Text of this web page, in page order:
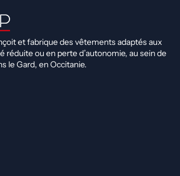
et fabrique des vêtements adaptés aux
réduite ou en perte d’autonomie, au sein de
le Gard, en Occitanie.